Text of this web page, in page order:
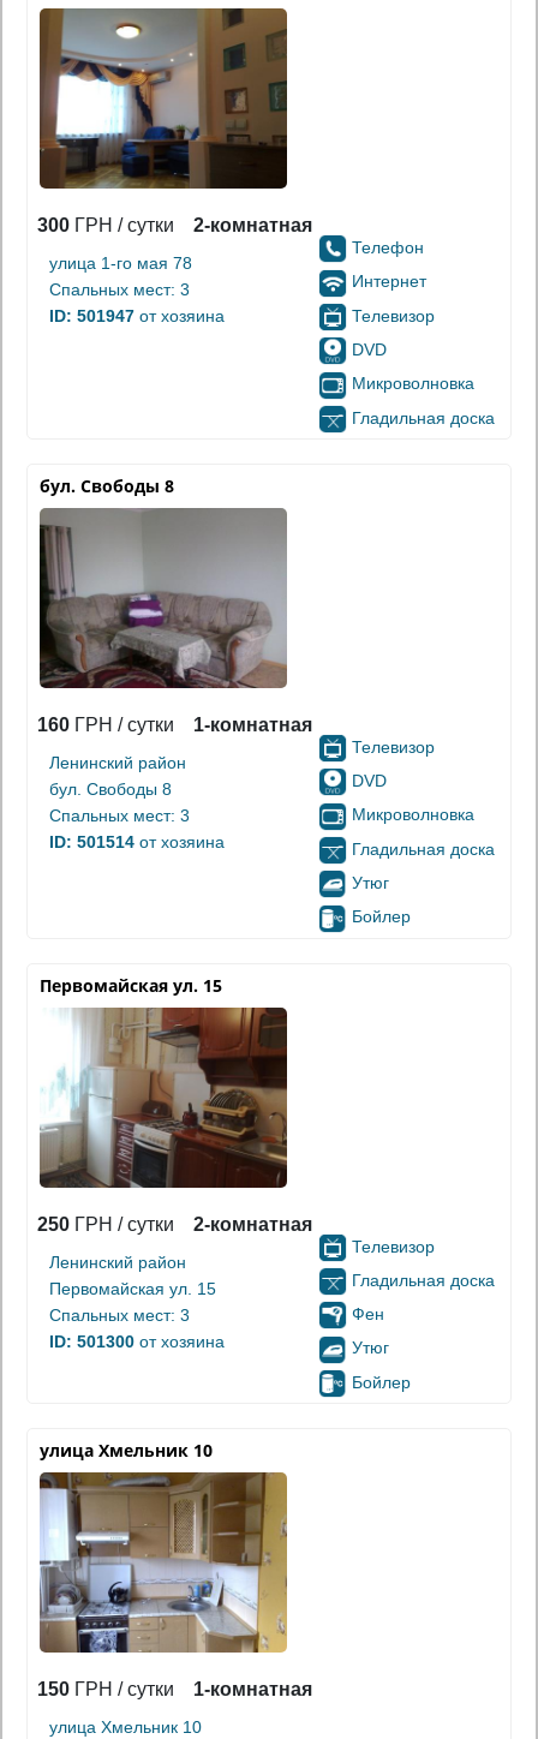
300 ГРН / сутки 2-комнатная
улица 1-го мая 78
Спальных мест: 3
ID: 501947 от хозяина
Телефон
Интернет
Телевизор
DVD
Микроволновка
Гладильная доска
бул. Свободы 8
160 ГРН / сутки 1-комнатная
Ленинский район
бул. Свободы 8
Спальных мест: 3
ID: 501514 от хозяина
Телевизор
DVD
Микроволновка
Гладильная доска
Утюг
Бойлер
Первомайская ул. 15
250 ГРН / сутки 2-комнатная
Ленинский район
Первомайская ул. 15
Спальных мест: 3
ID: 501300 от хозяина
Телевизор
Гладильная доска
Фен
Утюг
Бойлер
улица Хмельник 10
150 ГРН / сутки 1-комнатная
улица Хмельник 10